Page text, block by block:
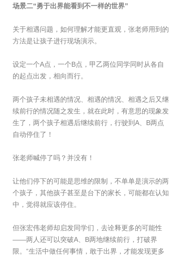
场景二“勇于出界能看到不一样的世界”
关于相遇问题，如何理解才能更直观，张老师用到的
方法是让孩子进行现场演示。
设定一个A点，一个B点，甲乙两位同学同时从各自
的起点出发，相向而行。
两个孩子未相遇的情况、相遇的情况、相遇之后又继
续前行的情况随之发生，就在此时，有意思的现象发
生了，两个孩子相遇后继续前行，行驶到A、B两点
自动停住了！
张老师喊停了吗？并没有！
让他们停下的可能是思维的限制，不单单是演示的两
个孩子，其他孩子甚至是台下的家长，可能都在认知
中，觉得就应该停住。
但张宏伟老师却启发同学们，去诠释更多的可能性
——两人还可以突破A、B两地继续前行，打破界
限。“生活中做任何事情，敢于出界，才能发现更多